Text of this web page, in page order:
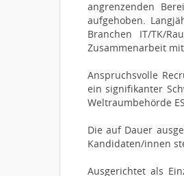
angrenzenden
aufgehoben.
Branchen IT/TK/
Zusammenarbeit mit
Anspruchsvolle
ein signifikanter
Weltraumbehörde
Die auf Dauer
Kandidaten/innen
Ausgerichtet als